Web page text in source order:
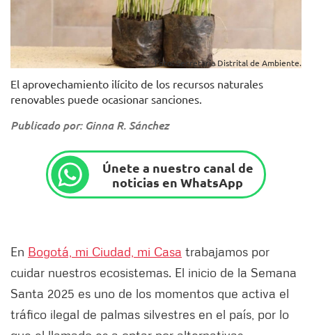
Foto: Secretaría Distrital de Ambiente.
El aprovechamiento ilícito de los recursos naturales
renovables puede ocasionar sanciones.
Publicado por: Ginna R. Sánchez
Únete a nuestro canal de
noticias en WhatsApp
En Bogotá, mi Ciudad, mi Casa trabajamos por
cuidar nuestros ecosistemas. El inicio de la Semana
Santa 2025 es uno de los momentos que activa el
tráfico ilegal de palmas silvestres en el país, por lo